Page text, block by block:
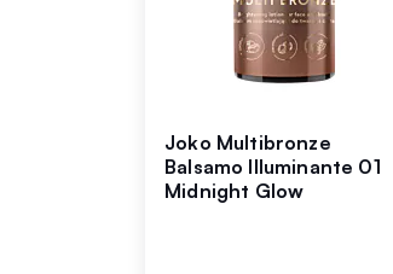
Joko Multibronze
Balsamo Illuminante 01
Midnight Glow